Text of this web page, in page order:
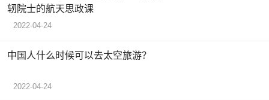
轫院士的航天思政课
2022-04-24
中国人什么时候可以去太空旅游？
2022-04-24